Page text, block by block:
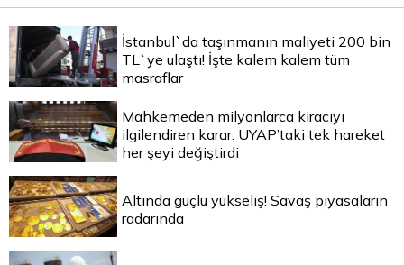
İstanbul`da taşınmanın maliyeti 200 bin
TL`ye ulaştı! İşte kalem kalem tüm
masraflar
Mahkemeden milyonlarca kiracıyı
ilgilendiren karar: UYAP’taki tek hareket
her şeyi değiştirdi
Altında güçlü yükseliş! Savaş piyasaların
radarında